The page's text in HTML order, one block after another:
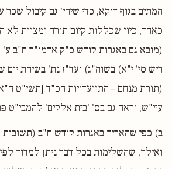
המתים בגוף דוקא, כדי שיהי' גם קיבול שכר
כאחד, כיון שכללות קיום תורה ומצוות לא
(מובא גם באגרות קודש כ"ק אדמו"ר ח"ב ע'
ריש סי' י"א) בשוה"ג) ועד"ז נת' בשיחת
עיי"ש, וראה גם בס' 'בית אלקים' להמבי"ט
ב) כפי שהאריך באגרות קודש ח"ב (תשובות
ואילך, שהשלימות בכל דבר ניתן למדוד